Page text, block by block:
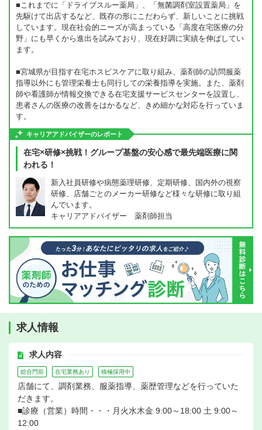
■これまでに「ドライブスルー薬局」、「無菌調剤室設置薬局」を
先駆けて出店するなど、既存の形にこだわらず、新しいことに挑戦
しています。現在社会的ニーズが高まっている「高度在宅医療の分
野」にも早くから進出を試みており、現在好調に実績を伸ばしてい
ます。
■宮城県が目指す在宅ホスピスケアに取り組み、薬剤師の訪問服薬
指導以外にも管理栄養士も同行しての栄養指導を実施。また、薬剤
師や看護師が情報交換できる在宅支援サービスセンターを設置し、
患者さんの医療の改善をはかるなど、きめ細かな対応を行っていま
す。
キャリアアドバイザーのレポート
在宅×研修×挑戦！グループ基盤の安心感で最先端医療に関
われる！
新入社員研修や病態薬理研修、定期研修、国内外の視察
研修、店舗ごとのメーカー研修など様々な研修に取り組
んでいます。
キャリアアドバイザー 薬剤師担当
求人情報
求人内容
総合門前 在宅業務あり 積極採用中
店舗にて、調剤業務、服薬指導、薬歴管理などを行っていた
だきます。
■診療（営業）時間・・・月火水木金 9:00～18:00 土 9:00～
12:00